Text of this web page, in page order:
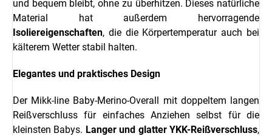
und bequem bleibt, ohne zu überhitzen. Dieses natürliche
Material hat außerdem hervorragende
Isoliereigenschaften, die die Körpertemperatur auch bei
kälterem Wetter stabil halten.
Elegantes und praktisches Design
Der Mikk-line Baby-Merino-Overall mit doppeltem langen
Reißverschluss für einfaches Anziehen selbst für die
kleinsten Babys. Langer und glatter YKK-Reißverschluss,